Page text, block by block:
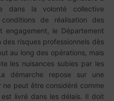
dans la volonté collective
conditions de réalisation des
le Département
risques professionnels dès
au long des opérations, mais
les nuisances subies par les
démarche repose sur une
peut être considéré comme
est livré dans les délais. Il doit